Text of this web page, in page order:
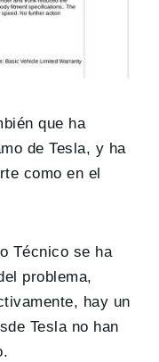
que ha
de Tesla, y ha
como en el
Técnico se ha
problema,
hay un
Tesla no han